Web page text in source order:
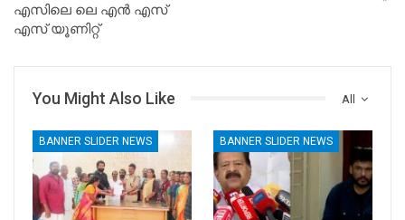
എസിലെ ലെ എൻ എസ്
എസ് യൂണിറ്റ്
All
You Might Also Like
BANNER SLIDER NEWS BANNER SLIDER NEWS